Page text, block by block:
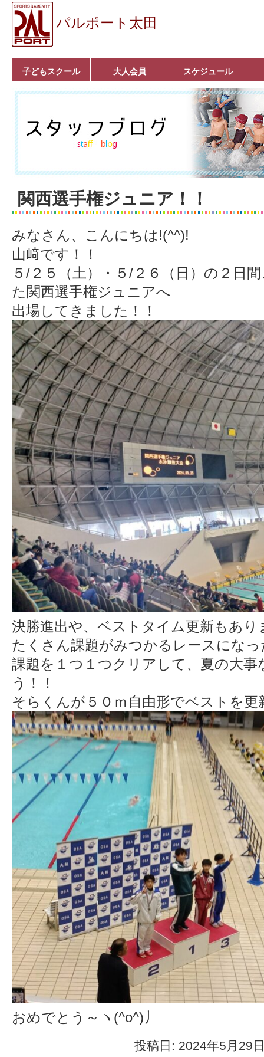
パルポート太田
子どもスクール
ベビーコース
幼児コース
小学生コース
育成コース
選手コース
キッズパーク(体操教
室)
クラシックバレエ
ボルダリング
■入会案内
大人会員
いきいきコース
トライアスロン
フィットネス
■入会案内
スケジュール
関西選手権ジュニア！！
みなさん、こんにちは!(^^)!
山﨑です！！
５/２５（土）・５/２６（日）の２日
た関西選手権ジュニアへ
出場してきました！！
決勝進出や、ベストタイム更新もあり
たくさん課題がみつかるレースにな
課題を１つ１つクリアして、夏の大
う！！
そらくんが５０ｍ自由形でベストを
おめでとう～ヽ(^o^)丿
投稿日: 2024年5月29